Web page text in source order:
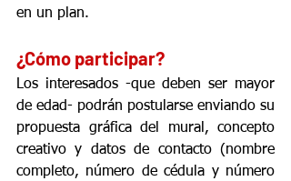
en un plan.
¿Cómo participar?
Los interesados -que deben ser mayor
de edad- podrán postularse enviando su
propuesta gráfica del mural, concepto
creativo y datos de contacto (nombre
completo, número de cédula y número